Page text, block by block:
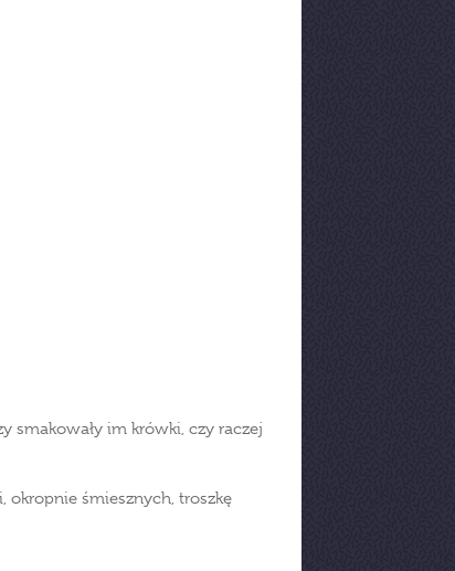
smakowały im krówki, czy raczej
okropnie śmiesznych, troszkę